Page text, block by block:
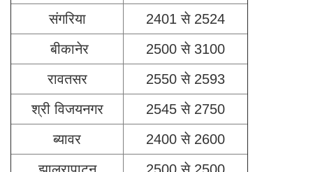
संगरिया
2401 से 2524
बीकानेर
2500 से 3100
रावतसर
2550 से 2593
श्री विजयनगर
2545 से 2750
ब्यावर
2400 से 2600